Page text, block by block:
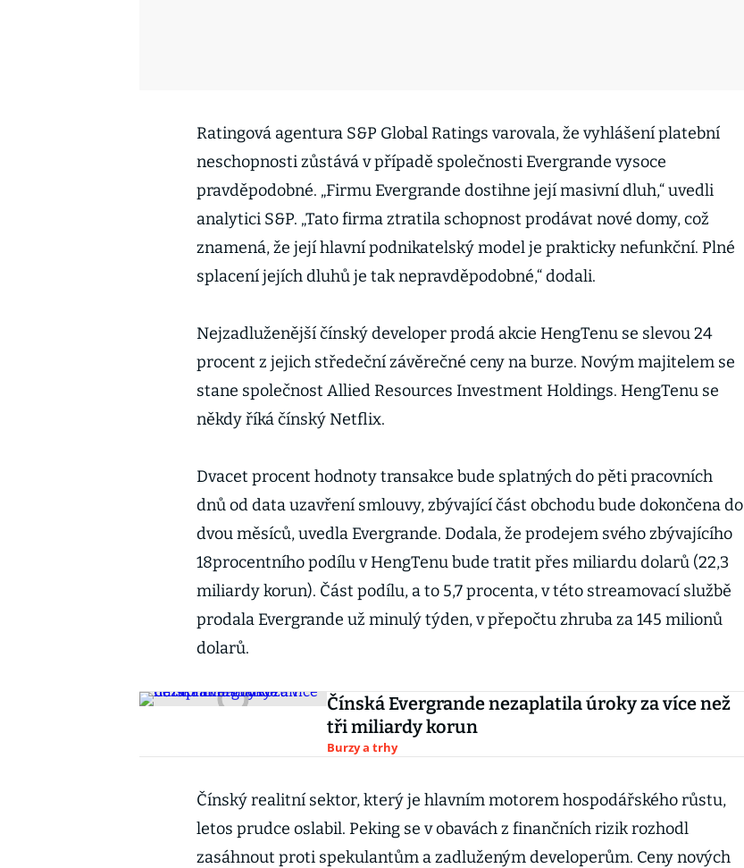
Ratingová agentura S&P Global Ratings varovala, že vyhlášení platební
neschopnosti zůstává v případě společnosti Evergrande vysoce
pravděpodobné. „Firmu Evergrande dostihne její masivní dluh,“ uvedli
analytici S&P. „Tato firma ztratila schopnost prodávat nové domy, což
znamená, že její hlavní podnikatelský model je prakticky nefunkční. Plné
splacení jejích dluhů je tak nepravděpodobné,“ dodali.
Nejzadluženější čínský developer prodá akcie HengTenu se slevou 24
procent z jejich středeční závěrečné ceny na burze. Novým majitelem se
stane společnost Allied Resources Investment Holdings. HengTenu se
někdy říká čínský Netflix.
Dvacet procent hodnoty transakce bude splatných do pěti pracovních
dnů od data uzavření smlouvy, zbývající část obchodu bude dokončena do
dvou měsíců, uvedla Evergrande. Dodala, že prodejem svého zbývajícího
18procentního podílu v HengTenu bude tratit přes miliardu dolarů (22,3
miliardy korun). Část podílu, a to 5,7 procenta, v této streamovací službě
prodala Evergrande už minulý týden, v přepočtu zhruba za 145 milionů
dolarů.
Čínská Evergrande nezaplatila úroky za více než
tři miliardy korun
Burzy a trhy
Čínský realitní sektor, který je hlavním motorem hospodářského růstu,
letos prudce oslabil. Peking se v obavách z finančních rizik rozhodl
zasáhnout proti spekulantům a zadluženým developerům. Ceny nových